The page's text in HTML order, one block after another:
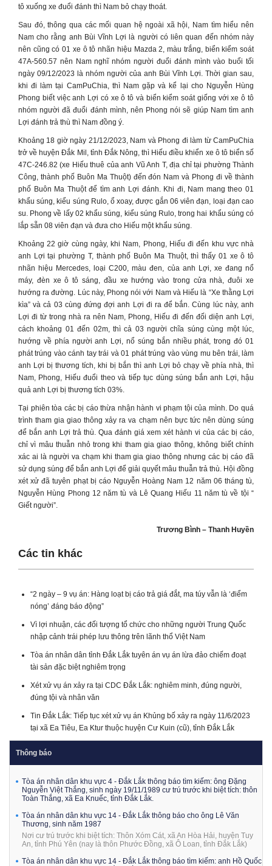
tô xuống xe đuổi đánh thì Nam bỏ chạy thoát.
Sau đó, thông qua các mối quan hệ ngoài xã hội, Nam tìm hiểu nên
Nam cho rằng anh Bùi Vĩnh Lợi là người có liên quan đến nhóm này
nên cũng có 01 xe ô tô nhãn hiệu Mazda 2, màu trắng, biển kiểm soát
47A-560.57 nên Nam nghĩ nhóm người đuổi đánh mình vào buổi tối
ngày 09/12/2023 là nhóm người của anh Bùi Vĩnh Lợi. Thời gian sau,
khi đi làm tại CamPuChia, thì Nam gặp và kể lại cho Nguyễn Hùng
Phong biết việc anh Lợi có xe ô tô và biển kiểm soát giống với xe ô tô
nhóm người đã đuổi đánh mình, nên Phong nói sẽ giúp Nam tìm anh
Lợi đánh trả thù thì Nam đồng ý.
Khoảng 18 giờ ngày 21/12/2023, Nam và Phong đi làm từ CamPuChia
trở về huyện Đắk Mil, tỉnh Đắk Nông, thì Hiếu điều khiển xe ô tô biển số
47C-246.82 (xe Hiếu thuê của anh Vũ Anh T, địa chỉ tại phường Thành
Công, thành phố Buôn Ma Thuột) đến đón Nam và Phong đi về thành
phố Buôn Ma Thuột để tìm anh Lợi đánh. Khi đi, Nam mang theo 01
khẩu súng, kiểu súng Rulo, ổ xoay, được gắn 06 viên đạn, loại đạn cao
su. Phong về lấy 02 khẩu súng, kiểu súng Rulo, trong hai khẩu súng có
lắp sẵn 08 viên đạn và đưa cho Hiếu một khẩu súng.
Khoảng 22 giờ cùng ngày, khi Nam, Phong, Hiếu đi đến khu vực nhà
anh Lợi tại phường T, thành phố Buôn Ma Thuột, thì thấy 01 xe ô tô
nhãn hiệu Mercedes, loại C200, màu đen, của anh Lợi, xe đang nổ
máy, đèn xe ô tô sáng, đầu xe hướng vào trong cửa nhà, đuôi xe
hướng ra đường. Lúc này, Phong nói với Nam và Hiếu là “Xe thằng Lợi
kìa” và cả 03 cùng đứng đợi anh Lợi đi ra để bắn. Cùng lúc này, anh
Lợi đi từ trong nhà ra nên Nam, Phong, Hiếu đi đến đối diện anh Lợi,
cách khoảng 01 đến 02m, thì cả 03 người chĩa súng cùng một lúc,
hướng về phía người anh Lợi, nổ súng bắn nhiều phát, trong đó 01
phát trúng vào cánh tay trái và 01 phát trúng vào vùng mu bên trái, làm
anh Lợi bị thương tích, khi bị bắn thì anh Lợi bỏ chạy về phía nhà, thì
Nam, Phong, Hiếu đuổi theo và tiếp tục dùng súng bắn anh Lợi, hậu
quả anh Lợi bị thương tích 03%.
Tại phiên tòa các bị cáo thừa nhận hành vi phạm tội của mình. Do quá
trình tham gia giao thông xảy ra va chạm nên bực tức nên dùng súng
để bắn anh Lợi trả thù. Qua đánh giá xem xét hành vi của các bị cáo,
chỉ vì mâu thuẫn nhỏ trong khi tham gia giao thông, không biết chính
xác ai là người va chạm khi tham gia giao thông nhưng các bị cáo đã
sử dụng súng để bắn anh Lợi để giải quyết mâu thuẫn trả thù. Hội đồng
xét xử đã tuyên phạt bị cáo Nguyễn Hoàng Nam 12 năm 06 tháng tù,
Nguyễn Hùng Phong 12 năm tù và Lê Quang Hiếu 11 năm tù về tội “
Giết người”.
Trương Bình – Thanh Huyền
Các tin khác
“2 ngày – 9 vụ án: Hàng loạt bị cáo trả giá đắt, ma túy vẫn là ‘điểm
nóng’ đáng báo động”
Vì lợi nhuận, các đối tượng tổ chức cho những người Trung Quốc
nhập cảnh trái phép lưu thông trên lãnh thổ Việt Nam
Tòa án nhân dân tỉnh Đắk Lắk tuyên án vụ án lừa đảo chiếm đoạt
tài sản đặc biệt nghiêm trọng
Xét xử vụ án xảy ra tại CDC Đắk Lắk: nghiêm minh, đúng người,
đúng tội và nhân văn
Tin Đắk Lắk: Tiếp tục xét xử vụ án Khủng bố xảy ra ngày 11/6/2023
tại xã Ea Tiêu, Ea Ktur thuộc huyện Cư Kuin (cũ), tỉnh Đắk Lắk
Thông báo
Tòa án nhân dân khu vực 4 - Đắk Lắk thông báo tìm kiếm: ông Đặng
Nguyễn Việt Thắng, sinh ngày 19/11/1989 cư trú trước khi biệt tích: thôn
Toàn Thắng, xã Ea Knuếc, tỉnh Đắk Lắk.
Tòa án nhân dân khu vực 14 - Đắk Lắk thông báo cho ông Lê Văn
Thương, sinh năm 1987
Nơi cư trú trước khi biệt tích: Thôn Xóm Cát, xã An Hòa Hải, huyện Tuy
An, tỉnh Phú Yên (nay là thôn Phước Đồng, xã Ô Loan, tỉnh Đắk Lắk)
Tòa án nhân dân khu vực 14 - Đắk Lắk thông báo tìm kiếm: anh Hồ Quốc